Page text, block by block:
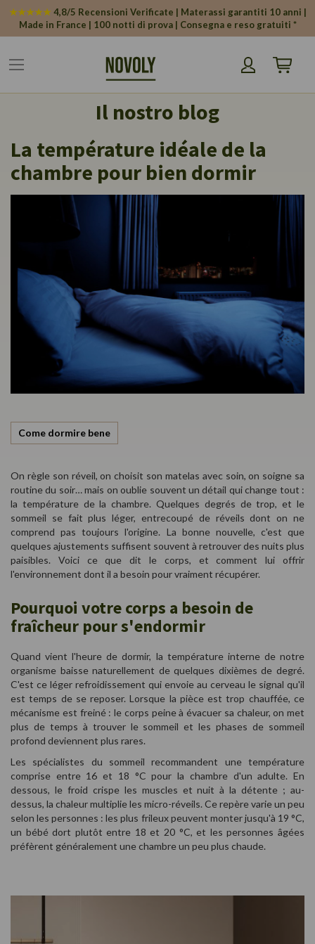
★★★★★ 4,8/5 Recensioni Verificate | Materassi garantiti 10 anni |
Made in France | 100 notti di prova | Consegna e reso gratuiti *
Carrello
Il nostro blog
La température idéale de la
chambre pour bien dormir
Come dormire bene
On règle son réveil, on choisit son matelas avec soin, on soigne sa
routine du soir… mais on oublie souvent un détail qui change tout :
la température de la chambre. Quelques degrés de trop, et le
sommeil se fait plus léger, entrecoupé de réveils dont on ne
comprend pas toujours l'origine. La bonne nouvelle, c'est que
quelques ajustements suffisent souvent à retrouver des nuits plus
paisibles. Voici ce que dit le corps, et comment lui offrir
l'environnement dont il a besoin pour vraiment récupérer.
Pourquoi votre corps a besoin de
fraîcheur pour s'endormir
Quand vient l'heure de dormir, la température interne de notre
organisme baisse naturellement de quelques dixièmes de degré.
C'est ce léger refroidissement qui envoie au cerveau le signal qu'il
est temps de se reposer. Lorsque la pièce est trop chauffée, ce
mécanisme est freiné : le corps peine à évacuer sa chaleur, on met
plus de temps à trouver le sommeil et les phases de sommeil
profond deviennent plus rares.
Les spécialistes du sommeil recommandent une température
comprise entre 16 et 18 °C pour la chambre d'un adulte. En
dessous, le froid crispe les muscles et nuit à la détente ; au-
dessus, la chaleur multiplie les micro-réveils. Ce repère varie un peu
selon les personnes : les plus frileux peuvent monter jusqu'à 19 °C,
un bébé dort plutôt entre 18 et 20 °C, et les personnes âgées
préfèrent généralement une chambre un peu plus chaude.
Pannello di gestione dei cookies